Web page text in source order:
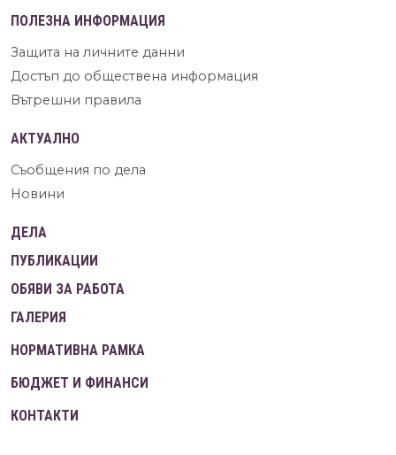
ПОЛЕЗНА ИНФОРМАЦИЯ
Защита на личните данни
Достъп до обществена информация
Вътрешни правила
АКТУАЛНО
Съобщения по дела
Новини
ДЕЛА
ПУБЛИКАЦИИ
ОБЯВИ ЗА РАБОТА
ГАЛЕРИЯ
НОРМАТИВНА РАМКА
БЮДЖЕТ И ФИНАНСИ
КОНТАКТИ